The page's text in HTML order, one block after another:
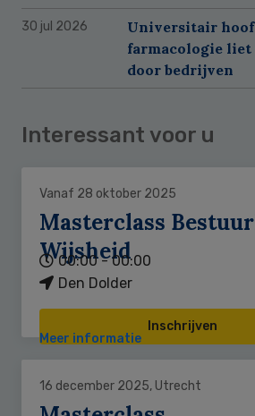
30 jul 2026
Universitair
farmacologie liet
door bedrijven
Interessant voor u
Vanaf 28 oktober 2025
Masterclass
Wijsheid
00:00 - 00:00
Den Dolder
Inschrijven
Meer informatie
16 december 2025, Utrecht